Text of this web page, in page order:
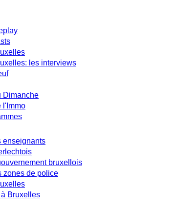
les interviews
Dimanche
l'Immo
enseignants
bruxellois
zones de police
Bruxelles